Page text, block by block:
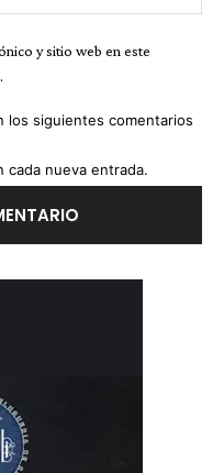
y sitio web en este
los siguientes comentarios
cada nueva entrada.